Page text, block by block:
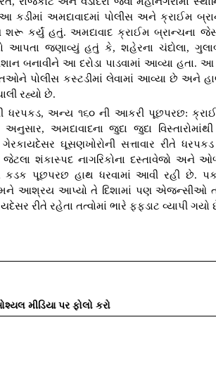
કડીમાં અમદાવાદમાં પોલીસ અને ક્રાઈમ
કર્યું હતું. અમદાવાદ ક્રાઈમ બ્રાન્ચના
જણાવ્યું હતું કે, શહેરના ચંદોલા,
બનાવીને આ દરોડા પાડવામાં આવ્યા
પોલીસ કસ્ટડીમાં લેવામાં આવ્યા છે અને
રહ્યો છે.
ધરપકડ, અન્ય ૧૬૦ ની આકરી પૂછપરછ:
અમદાવાદના જુદા જુદા વિસ્તારોમાંથી
ગેરકાયદેસર ઘૂસણખોરોની સત્તાવાર રીતે
શંકાસ્પદ નાગરિકોના દસ્તાવેજો અને
કડક પૂછપરછ હાથ ધરવામાં આવી રહી છે.
આશ્રય આપ્યો તે દિશામાં પણ એજન્સીઓ
રીતે રહેતા તત્વોમાં ભારે ફફડાટ વ્યાપી ગયો
મીડિયા પર ફોલો કરો